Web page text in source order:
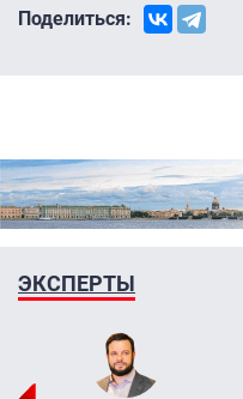
Поделиться:
ЭКСПЕРТЫ